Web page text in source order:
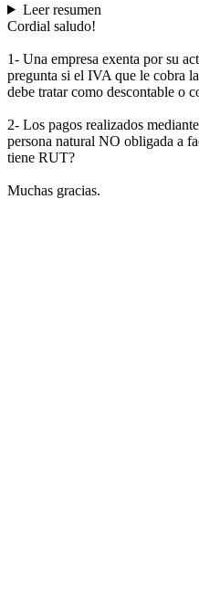
Leer resumen
Cordial saludo!
1- Una empresa exenta por su
pregunta si el IVA que le cobra
debe tratar como descontable o
2- Los pagos realizados
persona natural NO obligada a
tiene RUT?
Muchas gracias.